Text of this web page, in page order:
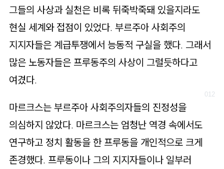
그들의 사상과 실천은 비록 뒤죽박죽돼 있을지라도
현실 세계와 접점이 있었다. 부르주아 사회주의
지지자들은 계급투쟁에서 능동적 구실을 했다. 그래서
많은 노동자들은 프루동주의 사상이 그럴듯하다고
여겼다.
마르크스는 부르주아 사회주의자들의 진정성을
의심하지 않았다. 마르크스는 엄청난 역경 속에서도
연구하고 정치 활동을 한 프루동을 개인적으로 크게
존경했다. 프루동이나 그의 지지자들이나 일부러